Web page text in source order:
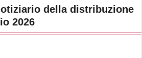
della distribuzione
2026